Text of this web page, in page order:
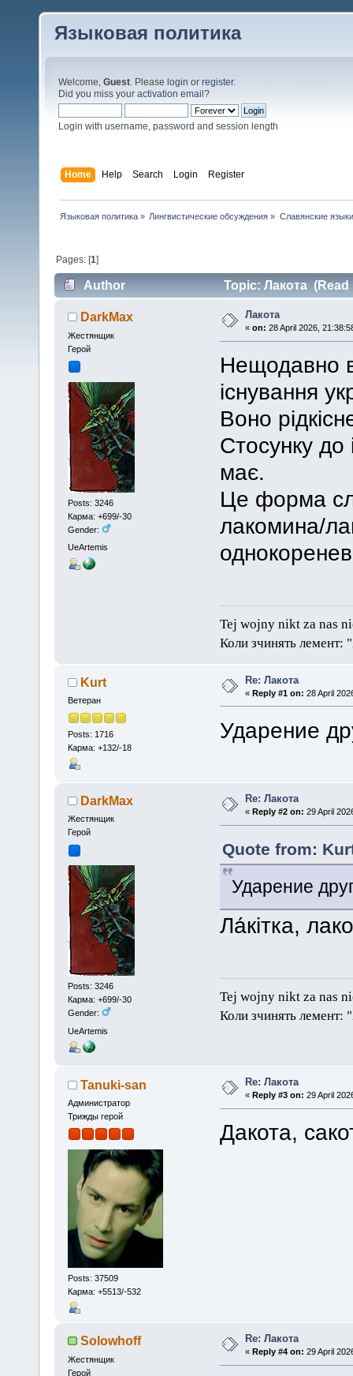
Языковая политика
Welcome, Guest. Please login or register.
Did you miss your activation email ?
Login with username, password and session length
Home Help Search Login Register
Языковая политика» Лингвистические обсуждения » Славянские языки
Pages: [1]
Author Topic: Лакота (Read
DarkMax
Жестянщик
Герой
Posts: 3246
Карма: +699/-30
Gender:
UeArtemis
Лакота
«on: 28 April 2026,
Нещодавно
існування
Воно
Стосунку до
має.
Це форма
лакомина/
Tej wojny nikt za nas
Коли зчинять
Kurt
Ветеран
Posts: 1716
Карма: +132/-18
Re: Лакота
«Reply #1 on: 28 April
Ударение
DarkMax
Жестянщик
Герой
Posts: 3246
Карма: +699/-30
Gender:
UeArtemis
Re: Лакота
«Reply #2 on: 29 April
Quote from:
Ударение
Ла́кітка,
Tej wojny nikt za nas
Коли зчинять
Tanuki-san
Администратор
Трижды герой
Posts: 37509
Карма: +5513/-532
Re: Лакота
« Reply #3 on: 29 April
Дакота,
Solowhoff
Жестянщик
Герой
Re: Лакота
« Reply #4 on: 29 April